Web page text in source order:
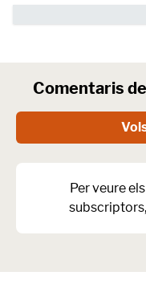
Comentaris
Per veure
subscriptors,